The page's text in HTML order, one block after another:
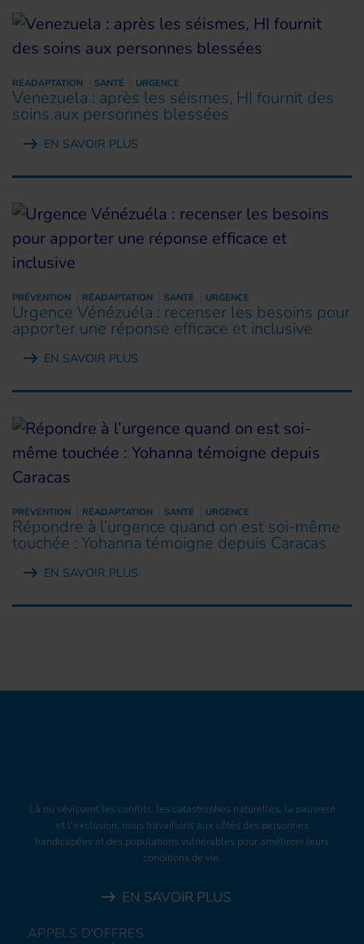
RÉADAPTATION SANTÉ URGENCE
Venezuela : après les séismes, HI fournit des
soins aux personnes blessées
EN SAVOIR PLUS
PRÉVENTION RÉADAPTATION SANTÉ URGENCE
Urgence Vénézuéla : recenser les besoins pour
apporter une réponse efficace et inclusive
EN SAVOIR PLUS
PRÉVENTION RÉADAPTATION SANTÉ URGENCE
Répondre à l’urgence quand on est soi-même
touchée : Yohanna témoigne depuis Caracas
EN SAVOIR PLUS
Là où sévissent les conflits, les catastrophes naturelles, la pauvreté
et l’exclusion, nous travaillons aux côtés des personnes
handicapées et des populations vulnérables pour améliorer leurs
conditions de vie.
EN SAVOIR PLUS
APPELS D'OFFRES